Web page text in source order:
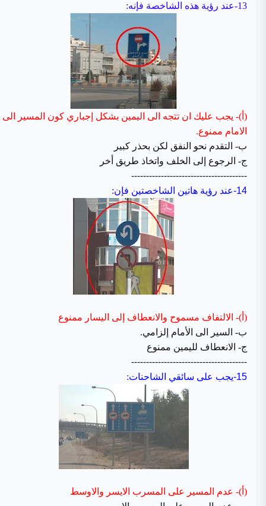
13-عند رؤية هذه الشاخصة فإنه:
(أ)- يجب عليك ان تتجه الى اليمين بشكل إجباري كون المسير الى
الامام ممنوع.
ب- التقدم نحو النفق لكن بحذر كبير
ج- الرجوع إلى الخلف واتخاذ طريق أخر
---------------------------------------
14- عند رؤية هاتين الشاخصتين فإن:
(أ)- الالتفاف مسموح والانعطاف إلى اليسار ممنوع
ب- السير الى الأمام إلزامي.
ج- الانعطاف لليمين ممنوع
---------------------------------------
15- يجب على سائقي الشاحنات:
(أ)- عدم المسير على المسرب الايسر والاوسط